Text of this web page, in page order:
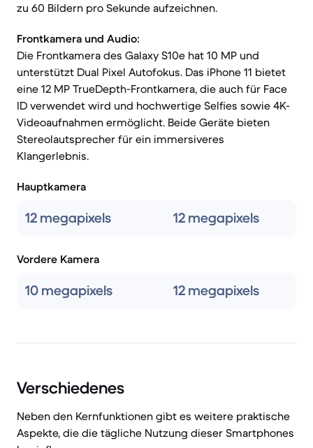
zu 60 Bildern pro Sekunde aufzeichnen.
Frontkamera und Audio:
Die Frontkamera des Galaxy S10e hat 10 MP und
unterstützt Dual Pixel Autofokus. Das iPhone 11 bietet
eine 12 MP TrueDepth-Frontkamera, die auch für Face
ID verwendet wird und hochwertige Selfies sowie 4K-
Videoaufnahmen ermöglicht. Beide Geräte bieten
Stereolautsprecher für ein immersiveres
Klangerlebnis.
Hauptkamera
12 megapixels 12 megapixels
Vordere Kamera
10 megapixels 12 megapixels
Verschiedenes
Neben den Kernfunktionen gibt es weitere praktische
Aspekte, die die tägliche Nutzung dieser Smartphones